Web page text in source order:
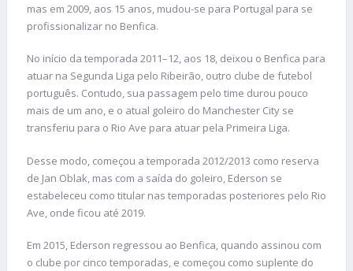
mas em 2009, aos 15 anos, mudou-se para Portugal para se
profissionalizar no Benfica.
No início da temporada 2011–12, aos 18, deixou o Benfica para
atuar na Segunda Liga pelo Ribeirão, outro clube de futebol
português. Contudo, sua passagem pelo time durou pouco
mais de um ano, e o atual goleiro do Manchester City se
transferiu para o Rio Ave para atuar pela Primeira Liga.
Desse modo, começou a temporada 2012/2013 como reserva
de Jan Oblak, mas com a saída do goleiro, Ederson se
estabeleceu como titular nas temporadas posteriores pelo Rio
Ave, onde ficou até 2019.
Em 2015, Ederson regressou ao Benfica, quando assinou com
o clube por cinco temporadas, e começou como suplente do